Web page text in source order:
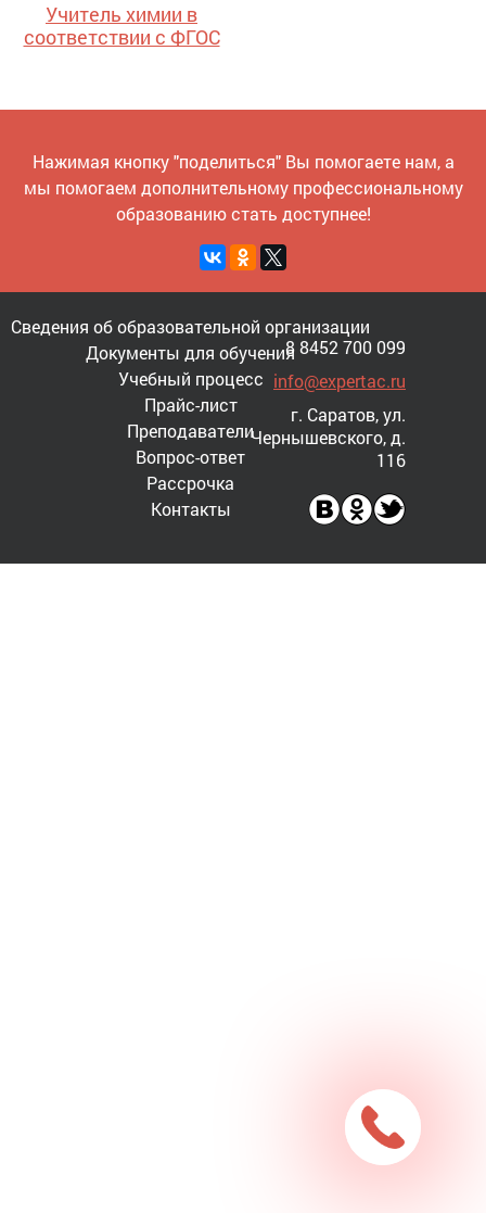
Учитель химии в
соответствии с ФГОС
Нажимая кнопку "поделиться" Вы помогаете нам, а
мы помогаем дополнительному профессиональному
образованию стать доступнее!
Сведения об образовательной организации
Документы для обучения
Учебный процесс
Прайс-лист
Преподаватели
Вопрос-ответ
Рассрочка
Контакты
8 8452 700 099
info@expertac.ru
г. Саратов, ул.
Чернышевского, д.
116